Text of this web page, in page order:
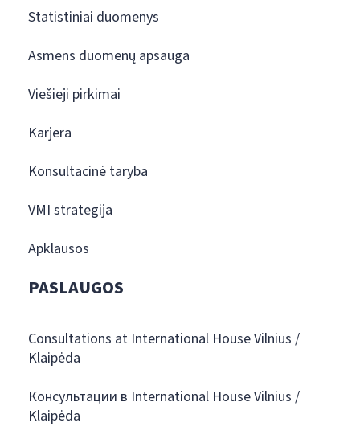
Statistiniai duomenys
Asmens duomenų apsauga
Viešieji pirkimai
Karjera
Konsultacinė taryba
VMI strategija
Apklausos
PASLAUGOS
Consultations at International House Vilnius /
Klaipėda
Консультации в International House Vilnius /
Klaipėda